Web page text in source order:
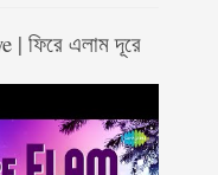
ফিরে এলাম দূরে